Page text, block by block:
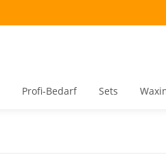
Profi-Bedarf Sets